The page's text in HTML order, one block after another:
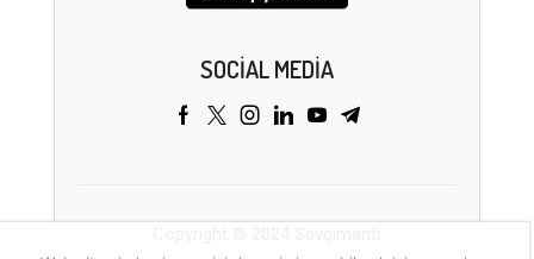
SOCIAL MEDIA